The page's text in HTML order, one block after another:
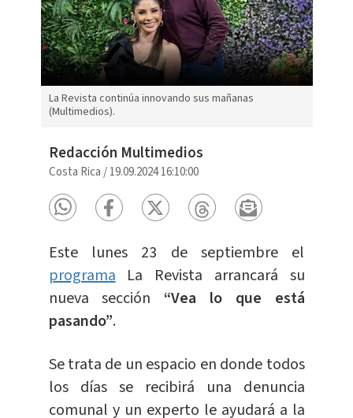
La Revista continúa innovando sus mañanas
(Multimedios).
Redacción Multimedios
Costa Rica /19.09.2024 16:10:00
Este lunes 23 de septiembre el
programaLa Revista arrancará su
nueva sección“Vea lo que está
pasando”.
Se trata de un espacio en donde todos
los días se recibirá una denuncia
comunal y un experto le ayudará a la